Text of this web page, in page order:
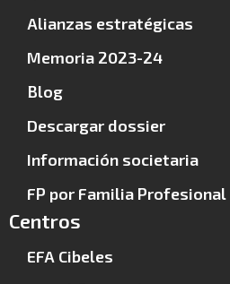
Alianzas estratégicas
Memoria 2023-24
Blog
Descargar dossier
Información societaria
FP por Familia Profesional
Centros
EFA Cibeles